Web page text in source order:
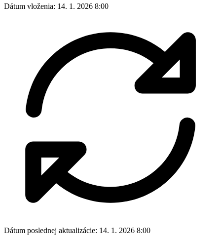
Dátum vloženia: 14. 1. 2026 8:00
Dátum poslednej aktualizácie: 14. 1. 2026 8:00